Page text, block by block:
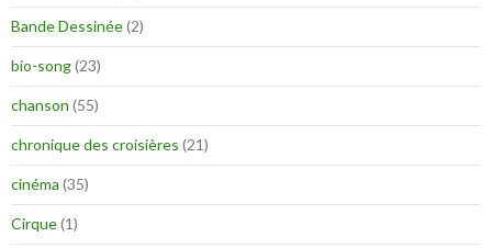
Bande Dessinée(2)
bio-song(23)
chanson (55)
chronique des croisières (21)
cinéma (35)
Cirque(1)